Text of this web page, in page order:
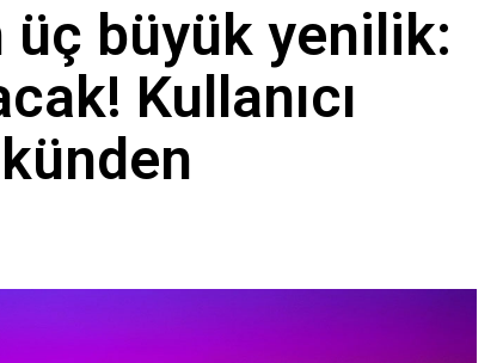
üç büyük yenilik:
Kullanıcı